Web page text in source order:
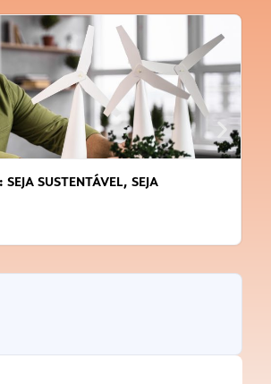
SUSTENTÁVEL, SEJA